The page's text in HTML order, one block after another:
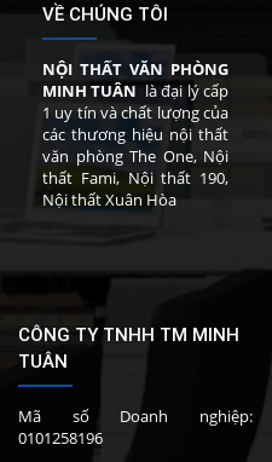
VỀ CHÚNG TÔI
NỘI THẤT VĂN PHÒNG
MINH TUÂN là đại lý cấp
1 uy tín và chất lượng của
các thương hiệu nội thất
văn phòng The One, Nội
thất Fami, Nội thất 190,
Nội thất Xuân Hòa
CÔNG TY TNHH TM MINH
TUÂN
Mã số Doanh nghiệp:
0101258196